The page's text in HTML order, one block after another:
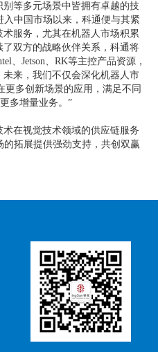
等多元场景中皆拥有卓越的技
入中国市场以来，科通便与其紧
服务，尤其在机器人市场积累
双方的战略伙伴关系，科通将
、Jetson、RK等主控产品资源，
来，我们不仅会深化机器人市
更多创新场景的应用，满足不同
多增量业务。”
在视觉技术领域的供应链服务
的拓展提供强劲支持，共创双赢